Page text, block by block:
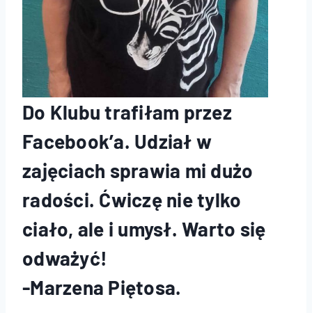
Do Klubu trafiłam przez
Facebook’a. Udział w
zajęciach sprawia mi dużo
radości. Ćwiczę nie tylko
ciało, ale i umysł. Warto się
odważyć!
-Marzena Piętosa.